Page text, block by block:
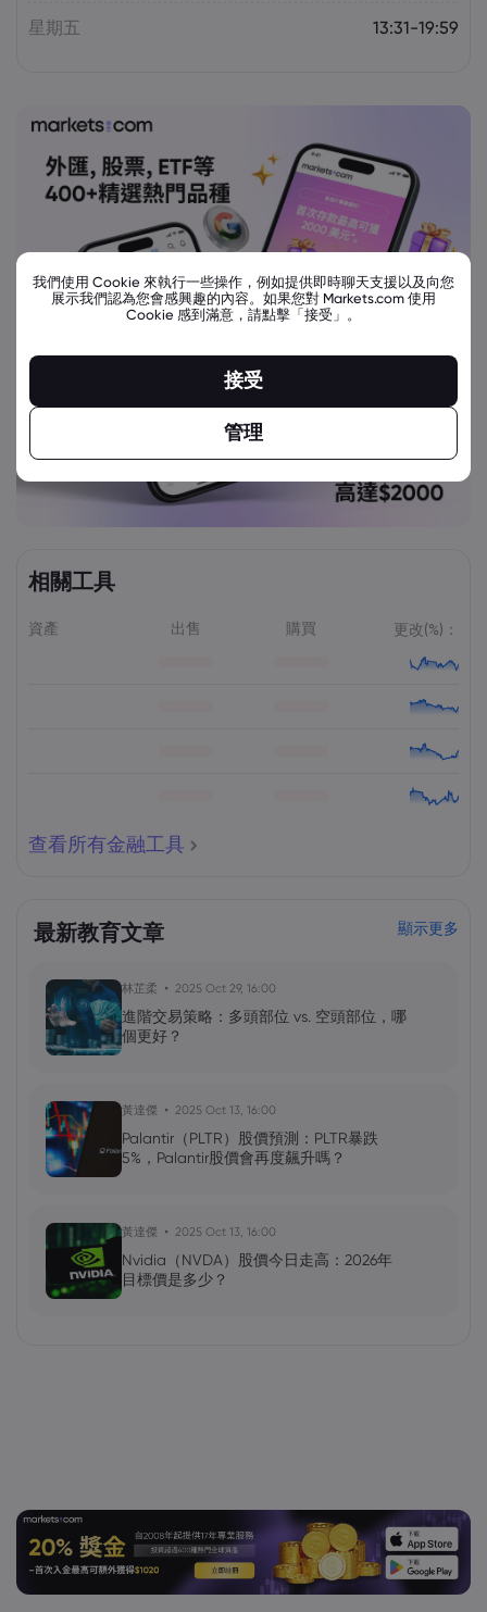
星期五 13:31-19:59
相關工具
資產 出售 購買 更改(%)：
查看所有金融工具
最新教育文章 顯示更多
林芷柔 2025 Oct 29, 16:00
進階交易策略：多頭部位 vs. 空頭部位，哪
個更好？
黃達傑 2025 Oct 13, 16:00
Palantir（PLTR）股價預測：PLTR暴跌
5%，Palantir股價會再度飆升嗎？
黃達傑 2025 Oct 13, 16:00
Nvidia（NVDA）股價今日走高：2026年
目標價是多少？
我們使用 Cookie 來執行一些操作，例如提供即時聊天支援以及向您
展示我們認為您會感興趣的內容。如果您對 Markets.com 使用
Cookie 感到滿意，請點擊「接受」。
接受
管理